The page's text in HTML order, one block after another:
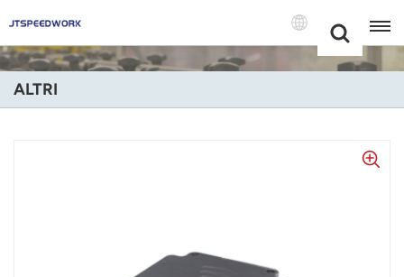
+86 -18681515767
English
ALTRI